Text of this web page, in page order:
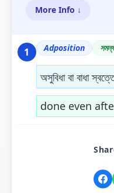
More Info ↓
1 Adposition
অসুবিধা বা বাধা
done even